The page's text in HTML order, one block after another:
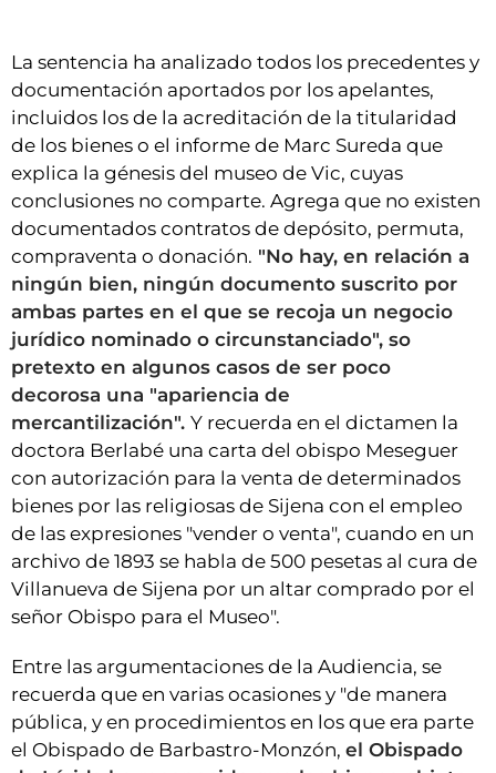
La sentencia ha analizado todos los precedentes y
documentación aportados por los apelantes,
incluidos los de la acreditación de la titularidad
de los bienes o el informe de Marc Sureda que
explica la génesis del museo de Vic, cuyas
conclusiones no comparte. Agrega que no existen
documentados contratos de depósito, permuta,
compraventa o donación. "No hay, en relación a
ningún bien, ningún documento suscrito por
ambas partes en el que se recoja un negocio
jurídico nominado o circunstanciado", so
pretexto en algunos casos de ser poco
decorosa una "apariencia de
mercantilización". Y recuerda en el dictamen la
doctora Berlabé una carta del obispo Meseguer
con autorización para la venta de determinados
bienes por las religiosas de Sijena con el empleo
de las expresiones "vender o venta", cuando en un
archivo de 1893 se habla de 500 pesetas al cura de
Villanueva de Sijena por un altar comprado por el
señor Obispo para el Museo".
Entre las argumentaciones de la Audiencia, se
recuerda que en varias ocasiones y "de manera
pública, y en procedimientos en los que era parte
el Obispado de Barbastro-Monzón, el Obispado